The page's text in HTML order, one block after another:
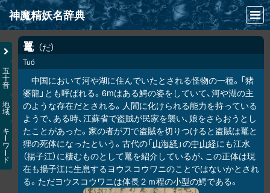
神魔精妖名辞典
NEWS
INFO
文献
検索
凖項目
画像資料便覧
LINK
五
十
音
地
域
キ
ワ
ド
鼍 だ
Tuó
中国において河や湖に住んでいたとされる怪物の一種。「猪
婆龍」とも呼ばれる。6mはある鰐の姿をしていて、河や湖の主
のような存在だとされる。人間に化けられる能力を持っている
ようで、ある時、江蘇省で盗賊が民家を襲い、娘をさらおうとし
たことがあった。家の者が刀で盗賊を切りつけると盗賊は鼍と
狸の死体になったという。古代の「山海経 」の中山経にも江水
（揚子江）に棲むものとして鼍を紹介しているが、この正体は現
在も揚子江に生息するヨウスコウワニのことではないかとされ
る。ただヨウスコウワニは体長２ｍ程の小型の鰐である。